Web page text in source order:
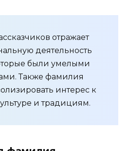
отражает
деятельность
были умелыми
Также фамилия
интерес к
и традициям.